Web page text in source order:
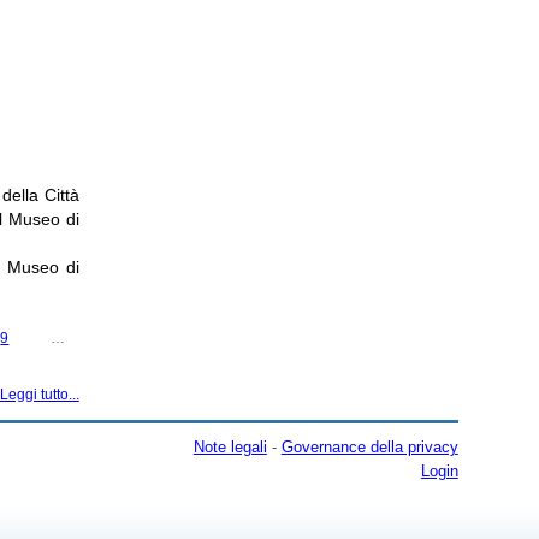
Città
Museo di
Museo di
9 …
Leggi tutto...
Note legali - Governance della privacy
Login